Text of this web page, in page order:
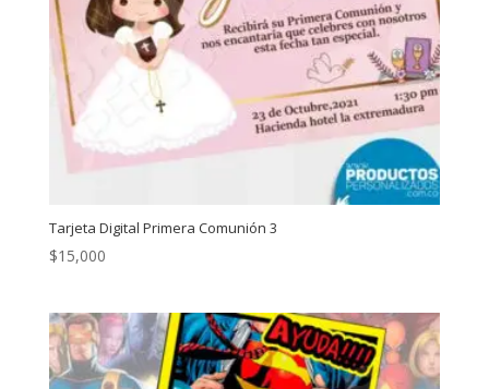
Tarjeta Digital Primera Comunión 3
$15,000